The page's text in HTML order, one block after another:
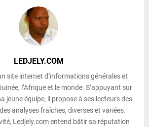
LEDJELY.COM
site internet d’informations générales et
l’Afrique et le monde. S’appuyant sur
jeune équipe, il propose à ses lecteurs des
analyses fraîches, diverses et variées.
Ledjely.com entend bâtir sa réputation